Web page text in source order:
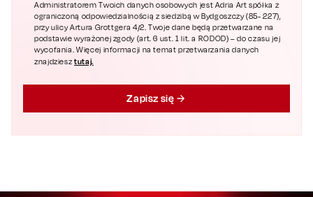
Administratorem Twoich danych osobowych jest Adria Art spółka z
ograniczoną odpowiedzialnością z siedzibą w Bydgoszczy (85- 227),
przy ulicy Artura Grottgera 4/2. Twoje dane będą przetwarzane na
podstawie wyrażonej zgody (art. 6 ust. 1 lit. a RODOD) – do czasu jej
wycofania. Więcej informacji na temat przetwarzania danych
znajdziesztutaj.
Zapisz się